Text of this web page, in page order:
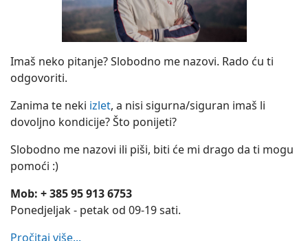
Imaš neko pitanje? Slobodno me nazovi. Rado ću ti
odgovoriti.
Zanima te neki izlet, a nisi sigurna/siguran imaš li
dovoljno kondicije? Što ponijeti?
Slobodno me nazovi ili piši, biti će mi drago da ti mogu
pomoći :)
Mob: + 385 95 913 6753
Ponedjeljak - petak od 09-19 sati.
Pročitaj više...